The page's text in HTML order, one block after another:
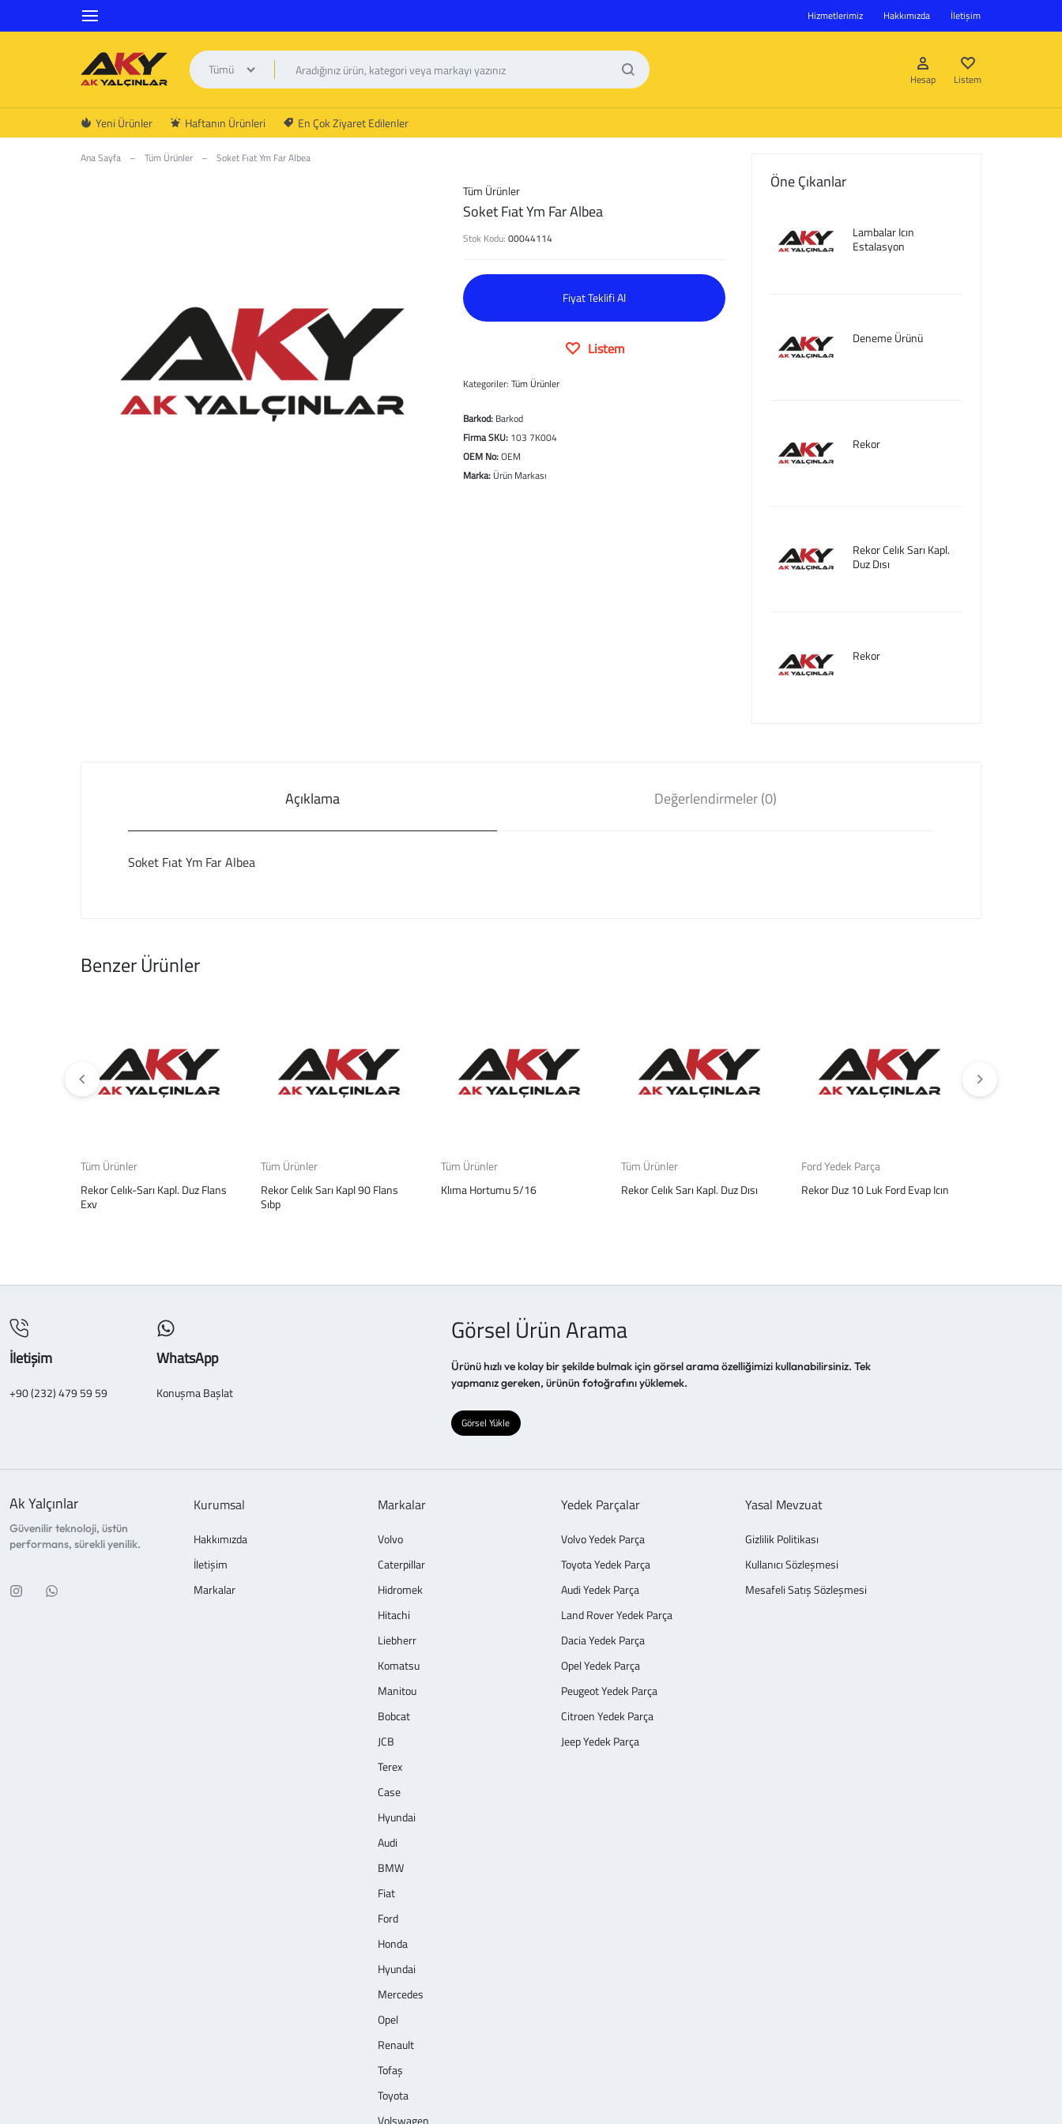
Hizmetlerimiz Hakkımızda İletişim
AK
YALÇINLAR
Tümü
Hesap
Hesap oluştur
Listem
Yeni Ürünler Haftanın Ürünleri En Çok Ziyaret Edilenler
Ana Sayfa – Tüm Ürünler – Soket Fıat Ym Far Albea
Tüm Ürünler
Soket Fıat Ym Far Albea
Stok Kodu:00044114
Fiyat Teklifi Al
Listem
Kategoriler:Tüm Ürünler
Barkod: Barkod
Firma SKU: 103 7K004
OEM No:OEM
Marka: Ürün Markası
Öne Çıkanlar
Lambalar Icın
Estalasyon
Deneme Ürünü
Rekor
Rekor Celık Sarı Kapl.
Duz Dısı
Rekor
Açıklama Değerlendirmeler (0)
Soket Fıat Ym Far Albea
Benzer Ürünler
Tüm Ürünler
Rekor Celık-Sarı Kapl. Duz Flans
Exv
Tüm Ürünler
Rekor Celık Sarı Kapl 90 Flans
Sıbp
Tüm Ürünler
Klıma Hortumu 5/16
Tüm Ürünler
Rekor Celık Sarı Kapl. Duz Dısı
Ford Yedek Parça
Rekor Duz 10 Luk Ford Evap Icın
İletişim
+90 (232) 479 59 59
WhatsApp
Konuşma Başlat
Görsel Ürün Arama
Ürünü hızlı ve kolay bir şekilde bulmak için görsel arama özelliğimizi kullanabilirsiniz. Tek
yapmanız gereken, ürünün fotoğrafını yüklemek.
Görsel Yükle
Ak Yalçınlar
Güvenilir teknoloji, üstün
performans, sürekli yenilik.
Kurumsal
Hakkımızda
İletişim
Markalar
Markalar
Volvo
Caterpillar
Hidromek
Hitachi
Liebherr
Komatsu
Manitou
Bobcat
JCB
Terex
Case
Hyundai
Audi
BMW
Fiat
Ford
Honda
Hyundai
Mercedes
Opel
Renault
Tofaş
Toyota
Volswagen
Yedek Parçalar
Volvo Yedek Parça
Toyota Yedek Parça
Audi Yedek Parça
Land Rover Yedek Parça
Dacia Yedek Parça
Opel Yedek Parça
Peugeot Yedek Parça
Citroen Yedek Parça
Jeep Yedek Parça
Yasal Mevzuat
Gizlilik Politikası
Kullanıcı Sözleşmesi
Mesafeli Satış Sözleşmesi